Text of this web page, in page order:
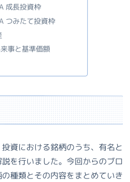
成長投資枠
つみたて投資枠
事と基準価額
資における銘柄のうち、有名と
を行いました。今回からのブロ
種類とその内容をまとめていき